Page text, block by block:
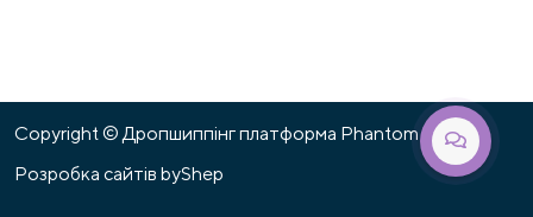
Copyright © Дропшиппінг платформа Phantom 2026
Розробка сайтів byShep